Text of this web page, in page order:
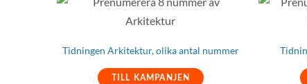
Tidningen Arkitektur, olika antal nummer
TILL KAMPANJEN